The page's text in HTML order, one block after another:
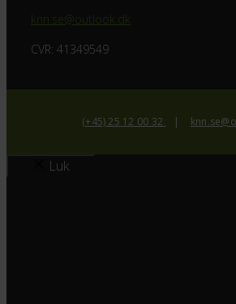
knn.se@outlook.dk
CVR: 41349549
(+45) 25 12 00 32
Luk